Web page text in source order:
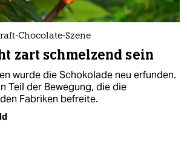
Chocolate-Szene
zart schmelzend sein
wurde die Schokolade neu erfunden.
Teil der Bewegung, die die
Fabriken befreite.